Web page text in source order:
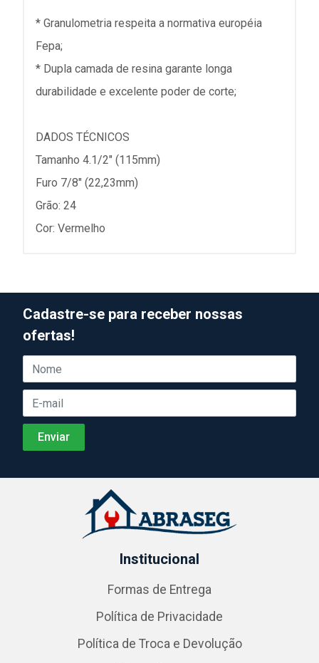
* Granulometria respeita a normativa européia
Fepa;
* Dupla camada de resina garante longa
durabilidade e excelente poder de corte;
DADOS TÉCNICOS
Tamanho 4.1/2" (115mm)
Furo 7/8" (22,23mm)
Grão: 24
Cor: Vermelho
Cadastre-se para receber nossas
ofertas!
Institucional
Formas de Entrega
Política de Privacidade
Política de Troca e Devolução